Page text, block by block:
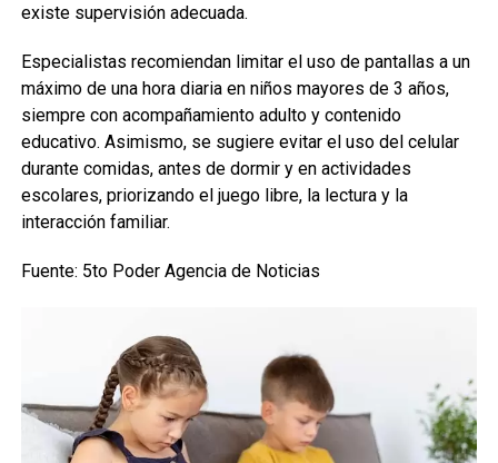
existe supervisión adecuada.
Especialistas recomiendan limitar el uso de pantallas a un
máximo de una hora diaria en niños mayores de 3 años,
siempre con acompañamiento adulto y contenido
educativo. Asimismo, se sugiere evitar el uso del celular
durante comidas, antes de dormir y en actividades
escolares, priorizando el juego libre, la lectura y la
interacción familiar.
Fuente: 5to Poder Agencia de Noticias